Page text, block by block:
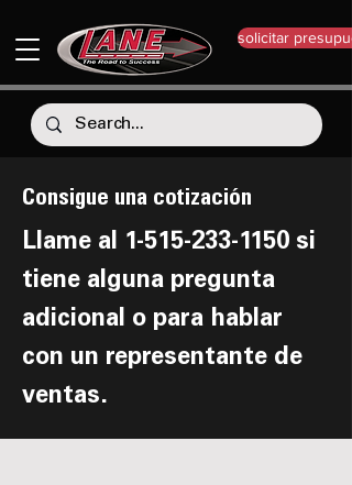
solicitar
Consigue una cotización
Llame al 1-515-233-1150 si
tiene alguna pregunta
adicional o para hablar
con un representante de
ventas.